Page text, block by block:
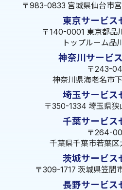
〒983-0833 宮城県仙台市
東京サービス
〒140-0001 東京都品
トップルーム品
神奈川サービ
〒243-
神奈川県海老名市
埼玉サービス
〒350-1334 埼玉県
千葉サービス
〒264-
千葉県千葉市若葉
茨城サービス
〒309-1717 茨城県笠間
長野サービス